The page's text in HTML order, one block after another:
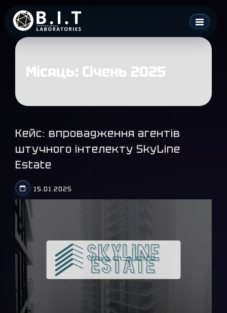
content
Місяць: Січень 2025
Кейс: впровадження агентів
штучного інтелекту SkyLine
Estate
15.01.2025